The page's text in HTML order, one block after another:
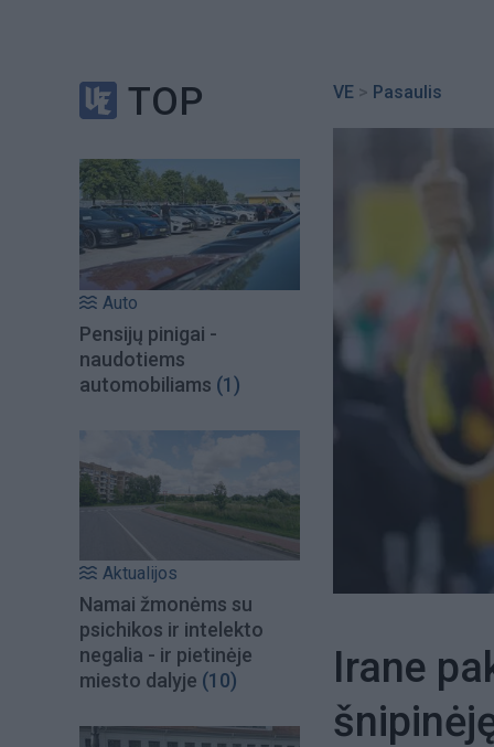
TOP
Auto
Pensijų pinigai -
naudotiems
automobiliams (1)
Aktualijos
Namai žmonėms su
psichikos ir intelekto
negalia - ir pietinėje
miesto dalyje (10)
VE > Pasaulis
Irane